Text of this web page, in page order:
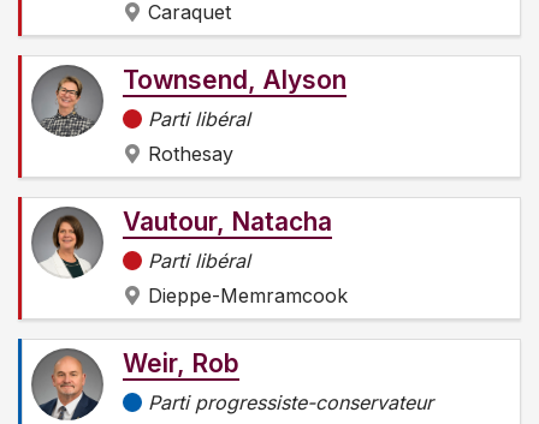
Caraquet
Townsend, Alyson
Parti libéral
Rothesay
Vautour, Natacha
Parti libéral
Dieppe-Memramcook
Weir, Rob
Parti progressiste-conservateur